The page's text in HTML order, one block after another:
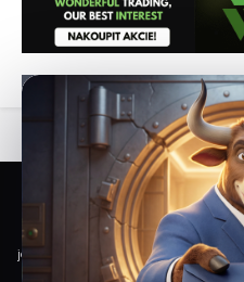
Veškeré informace a materiály
Burzovního Světa vycházejí z veřejně
jejich zpracování je postupováno s
objektivní, aktuální a srozumitelné